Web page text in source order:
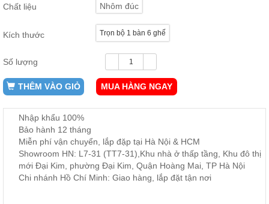
kệ
Công,
Vườn
Phụ
Chất liệu Nhôm đúc
Kích thước Trọn bộ 1 bàn 6 ghế
Số lượng
THÊM VÀO GIỎ MUA HÀNG NGAY
Nhập khẩu 100%
Bảo hành 12 tháng
Miễn phí vận chuyển, lắp đặp tại Hà Nội & HCM
Showroom HN: L7-31 (TT7-31),Khu nhà ở thấp tầng, Khu đô thị
mới Đại Kim, phường Đại Kim, Quận Hoàng Mai, TP Hà Nội
Chi nhánh Hồ Chí Minh: Giao hàng, lắp đặt tận nơi